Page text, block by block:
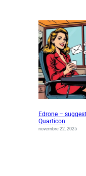
Edrone –
Quarticon
novembre 22, 2025